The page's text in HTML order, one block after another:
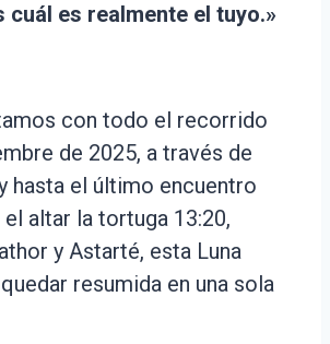
cuál es realmente el tuyo.»
con todo el recorrido
de 2025, a través de
hasta el último encuentro
altar la tortuga 13:20,
y Astarté, esta Luna
resumida en una sola